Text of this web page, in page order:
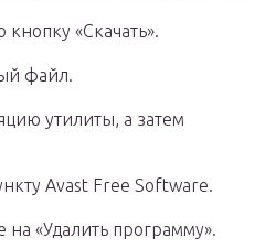
«Скачать».
файл.
утилиты, а затем
Avast Free Software.
на «Удалить программу».